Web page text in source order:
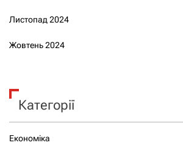
Листопад 2024
Жовтень 2024
Категорії
Економіка